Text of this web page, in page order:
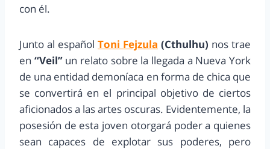
con él.
Junto al español Toni Fejzula (Cthulhu) nos trae
en “Veil”un relato sobre la llegada a Nueva York
de una entidad demoníaca en forma de chica que
se convertirá en el principal objetivo de ciertos
aficionados a las artes oscuras. Evidentemente, la
posesión de esta joven otorgará poder a quienes
sean capaces de explotar sus poderes, pero